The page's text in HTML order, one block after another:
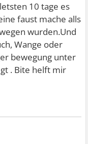
10 tage es
faust mache alls
wurden.Und
Wange oder
bewegung unter
. Bite helft mir